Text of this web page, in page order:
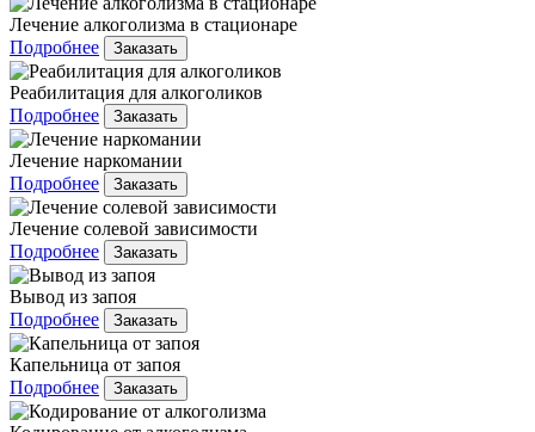
Лечение алкоголизма в стационаре
Подробнее
Заказать
Реабилитация для алкоголиков
Подробнее
Заказать
Лечение наркомании
Подробнее
Заказать
Лечение солевой зависимости
Подробнее
Заказать
Вывод из запоя
Подробнее
Заказать
Капельница от запоя
Подробнее
Заказать